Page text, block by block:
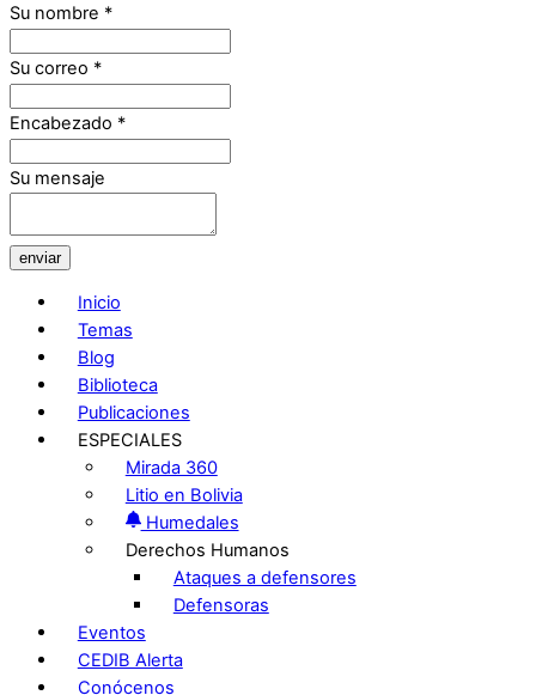
Su nombre *
Su correo *
Encabezado *
Su mensaje
enviar
Inicio
Temas
Blog
Biblioteca
Publicaciones
ESPECIALES
Mirada 360
Litio en Bolivia
Humedales
Derechos Humanos
Ataques a defensores
Defensoras
Eventos
CEDIB Alerta
Conócenos